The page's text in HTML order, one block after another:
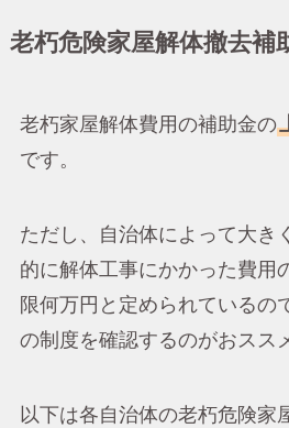
老朽危険家屋解体撤去補
老朽家屋解体費用の補助金の
です。
ただし、自治体によって大き
的に解体工事にかかった費用
限何万円と定められているの
の制度を確認するのがおスス
以下は各自治体の老朽危険家